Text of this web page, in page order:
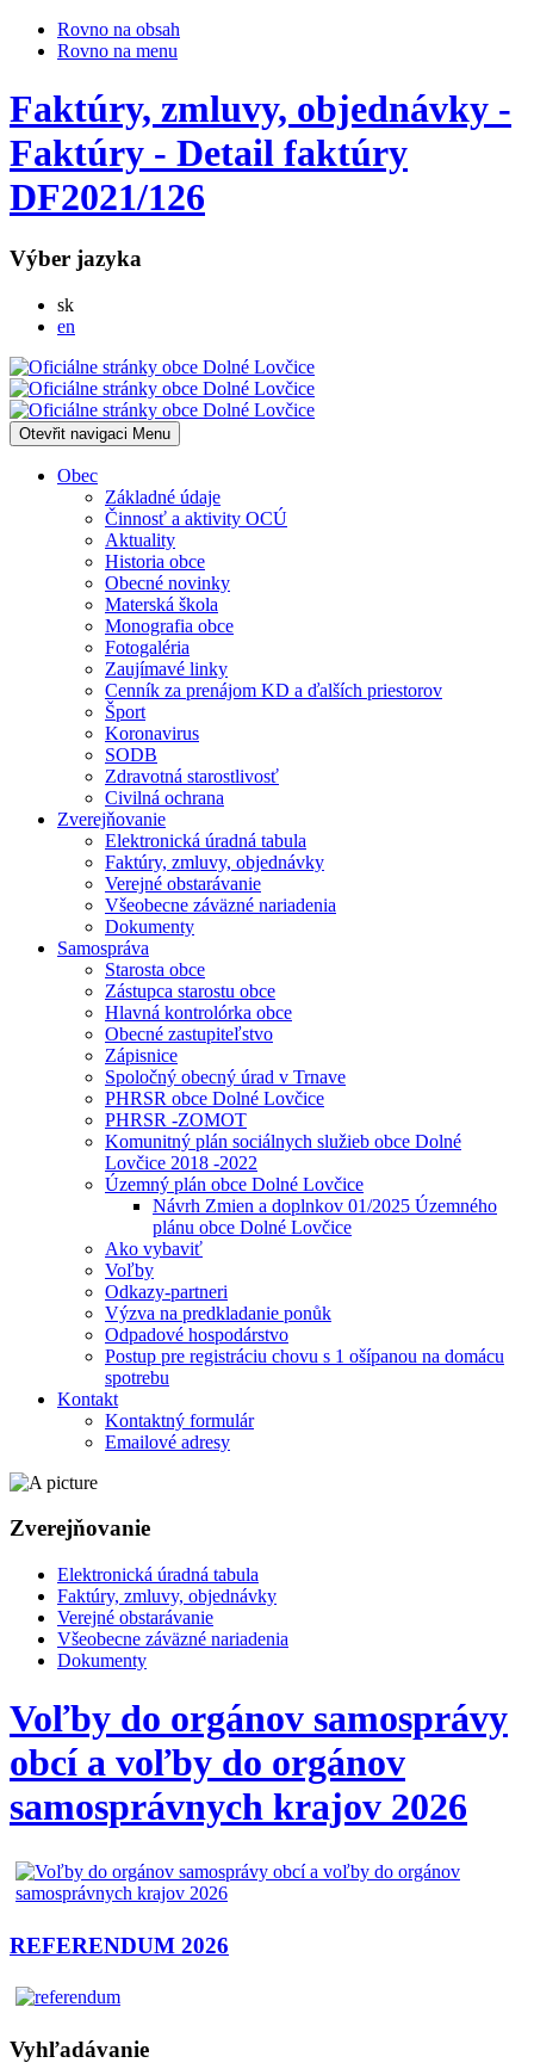
Rovno na obsah
Rovno na menu
Faktúry, zmluvy, objednávky -
Faktúry - Detail faktúry
DF2021/126
Výber jazyka
skSlovensky
en
Otevřit navigaci Menu
Obec
Základné údaje
Činnosť a aktivity OCÚ
Aktuality
Historia obce
Obecné novinky
Materská škola
Monografia obce
Fotogaléria
Zaujímavé linky
Cenník za prenájom KD a ďalších priestorov
Šport
Koronavirus
SODB
Zdravotná starostlivosť
Civilná ochrana
Zverejňovanie
Elektronická úradná tabula
Faktúry, zmluvy, objednávky
Verejné obstarávanie
Všeobecne záväzné nariadenia
Dokumenty
Samospráva
Starosta obce
Zástupca starostu obce
Hlavná kontrolórka obce
Obecné zastupiteľstvo
Zápisnice
Spoločný obecný úrad v Trnave
PHRSR obce Dolné Lovčice
PHRSR -ZOMOT
Komunitný plán sociálnych služieb obce Dolné
Lovčice 2018 -2022
Územný plán obce Dolné Lovčice
Návrh Zmien a doplnkov 01/2025 Územného
plánu obce Dolné Lovčice
Ako vybaviť
Voľby
Odkazy-partneri
Výzva na predkladanie ponůk
Odpadové hospodárstvo
Postup pre registráciu chovu s 1 ošípanou na domácu
spotrebu
Kontakt
Kontaktný formulár
Emailové adresy
Zverejňovanie
Elektronická úradná tabula
Faktúry, zmluvy, objednávky
Verejné obstarávanie
Všeobecne záväzné nariadenia
Dokumenty
Voľby do orgánov samosprávy
obcí a voľby do orgánov
samosprávnych krajov 2026
REFERENDUM 2026
Vyhľadávanie